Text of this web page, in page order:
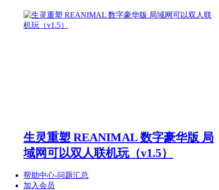
生灵重塑 REANIMAL 数字豪华版 局
域网可以双人联机玩（v1.5）
帮助中心-问题汇总
加入会员